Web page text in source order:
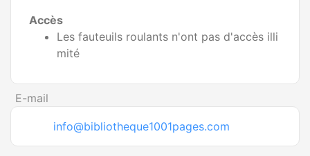
Accès
Les fauteuils roulants n'ont pas d'accès illi
mité
E-mail
info@bibliotheque1001pages.com